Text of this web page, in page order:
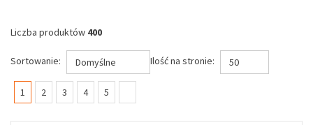
Liczba produktów 400
Sortowanie: Domyślne Ilość na stronie: 50
1 (current)
2 3 4 5